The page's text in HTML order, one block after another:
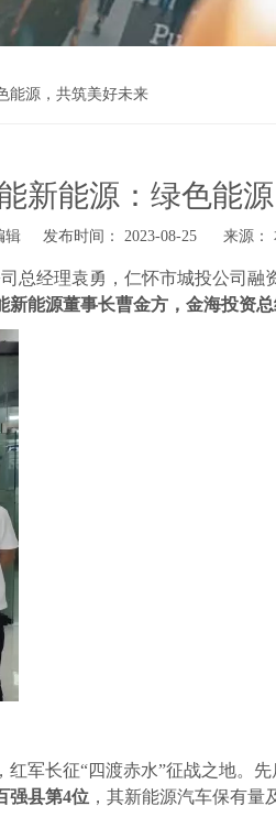
能源，共筑美好未来
新能源：绿色能
发布时间： 2023-08-25 来源：
总经理袁勇，仁怀市城投公司
新能源董事长曹金方，金海投资
红军长征“四渡赤水”征战之地。
强县第4位 ，其新能源汽车保有量